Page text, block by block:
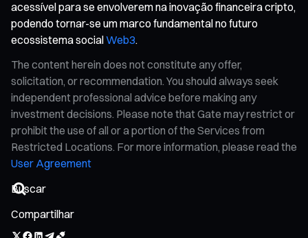
acessível para se envolverem na inovação financeira cripto,
podendo tornar-se um marco fundamental no futuro
ecossistema socialWeb3.
The content herein does not constitute any offer,
solicitation, or recommendation. You should always seek
independent professional advice before making any
investment decisions. Please note that Gate may restrict or
prohibit the use of all or a portion of the Services from
Restricted Locations. For more information, please read the
User Agreement
Compartilhar